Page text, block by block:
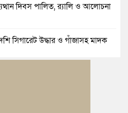
দিবস পালিত, র‍্যালি ও আলোচনা
সিগারেট উদ্ধার ও গাঁজাসহ মাদক